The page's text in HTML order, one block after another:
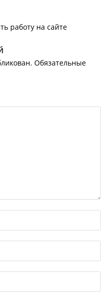
работу на сайте
Обязательные